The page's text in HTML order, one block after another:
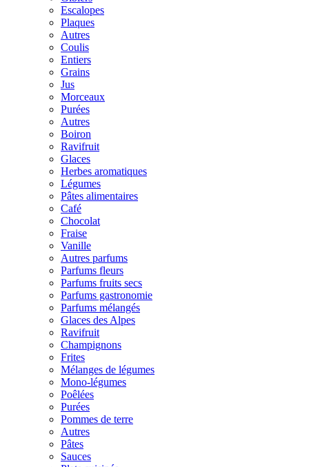
Escalopes
Plaques
Autres
Coulis
Entiers
Grains
Jus
Morceaux
Purées
Autres
Boiron
Ravifruit
Glaces
Herbes aromatiques
Légumes
Pâtes alimentaires
Café
Chocolat
Fraise
Vanille
Autres parfums
Parfums fleurs
Parfums fruits secs
Parfums gastronomie
Parfums mélangés
Glaces des Alpes
Ravifruit
Champignons
Frites
Mélanges de légumes
Mono-légumes
Poêlées
Purées
Pommes de terre
Autres
Pâtes
Sauces